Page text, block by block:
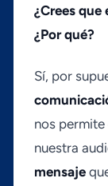
¿Crees que
¿Por qué?
Sí­, por
nos
nuestra
mensaje